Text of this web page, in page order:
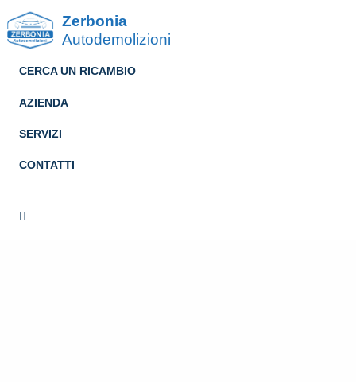
Zerbonia
Autodemolizioni
CERCA UN RICAMBIO
AZIENDA
SERVIZI
CONTATTI